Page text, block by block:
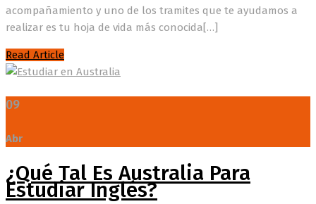
acompañamiento y uno de los tramites que te ayudamos a
realizar es tu hoja de vida más conocida[…]
Read Article
09
Abr
¿Qué Tal Es Australia Para
Estudiar Inglés?